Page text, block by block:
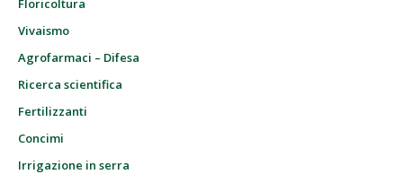
Floricoltura
Vivaismo
Agrofarmaci – Difesa
Ricerca scientifica
Fertilizzanti
Concimi
Irrigazione in serra